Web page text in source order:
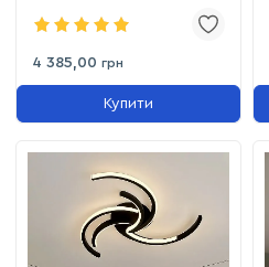
4 385,00 грн
Купити